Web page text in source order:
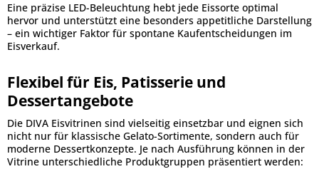
Eine präzise LED-Beleuchtung hebt jede Eissorte optimal
hervor und unterstützt eine besonders appetitliche Darstellung
– ein wichtiger Faktor für spontane Kaufentscheidungen im
Eisverkauf.
Flexibel für Eis, Patisserie und
Dessertangebote
Die DIVA Eisvitrinen sind vielseitig einsetzbar und eignen sich
nicht nur für klassische Gelato-Sortimente, sondern auch für
moderne Dessertkonzepte. Je nach Ausführung können in der
Vitrine unterschiedliche Produktgruppen präsentiert werden: